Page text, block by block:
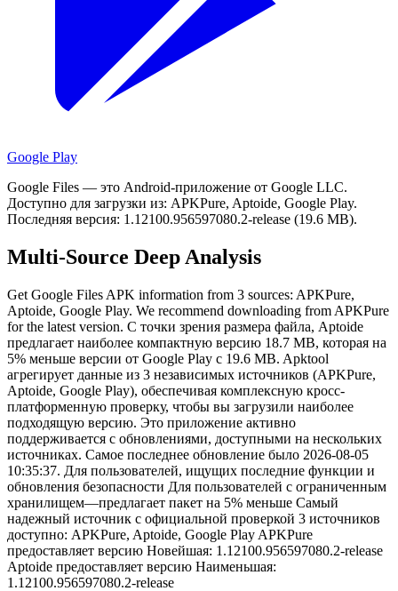
Google Play
Google Files — это Android-приложение от Google LLC.
Доступно для загрузки из: APKPure, Aptoide, Google Play.
Последняя версия: 1.12100.956597080.2-release (19.6 MB).
Multi-Source Deep Analysis
Get Google Files APK information from 3 sources: APKPure,
Aptoide, Google Play. We recommend downloading from APKPure
for the latest version. С точки зрения размера файла, Aptoide
предлагает наиболее компактную версию 18.7 MB, которая на
5% меньше версии от Google Play с 19.6 MB. Apktool
агрегирует данные из 3 независимых источников (APKPure,
Aptoide, Google Play), обеспечивая комплексную кросс-
платформенную проверку, чтобы вы загрузили наиболее
подходящую версию. Это приложение активно
поддерживается с обновлениями, доступными на нескольких
источниках. Самое последнее обновление было 2026-08-05
10:35:37. Для пользователей, ищущих последние функции и
обновления безопасности Для пользователей с ограниченным
хранилищем—предлагает пакет на 5% меньше Самый
надежный источник с официальной проверкой 3 источников
доступно: APKPure, Aptoide, Google Play APKPure
предоставляет версию Новейшая: 1.12100.956597080.2-release
Aptoide предоставляет версию Наименьшая:
1.12100.956597080.2-release